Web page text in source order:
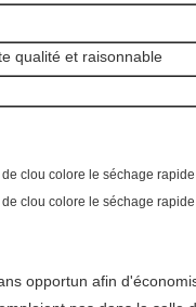
qualité et raisonnable
opportun afin